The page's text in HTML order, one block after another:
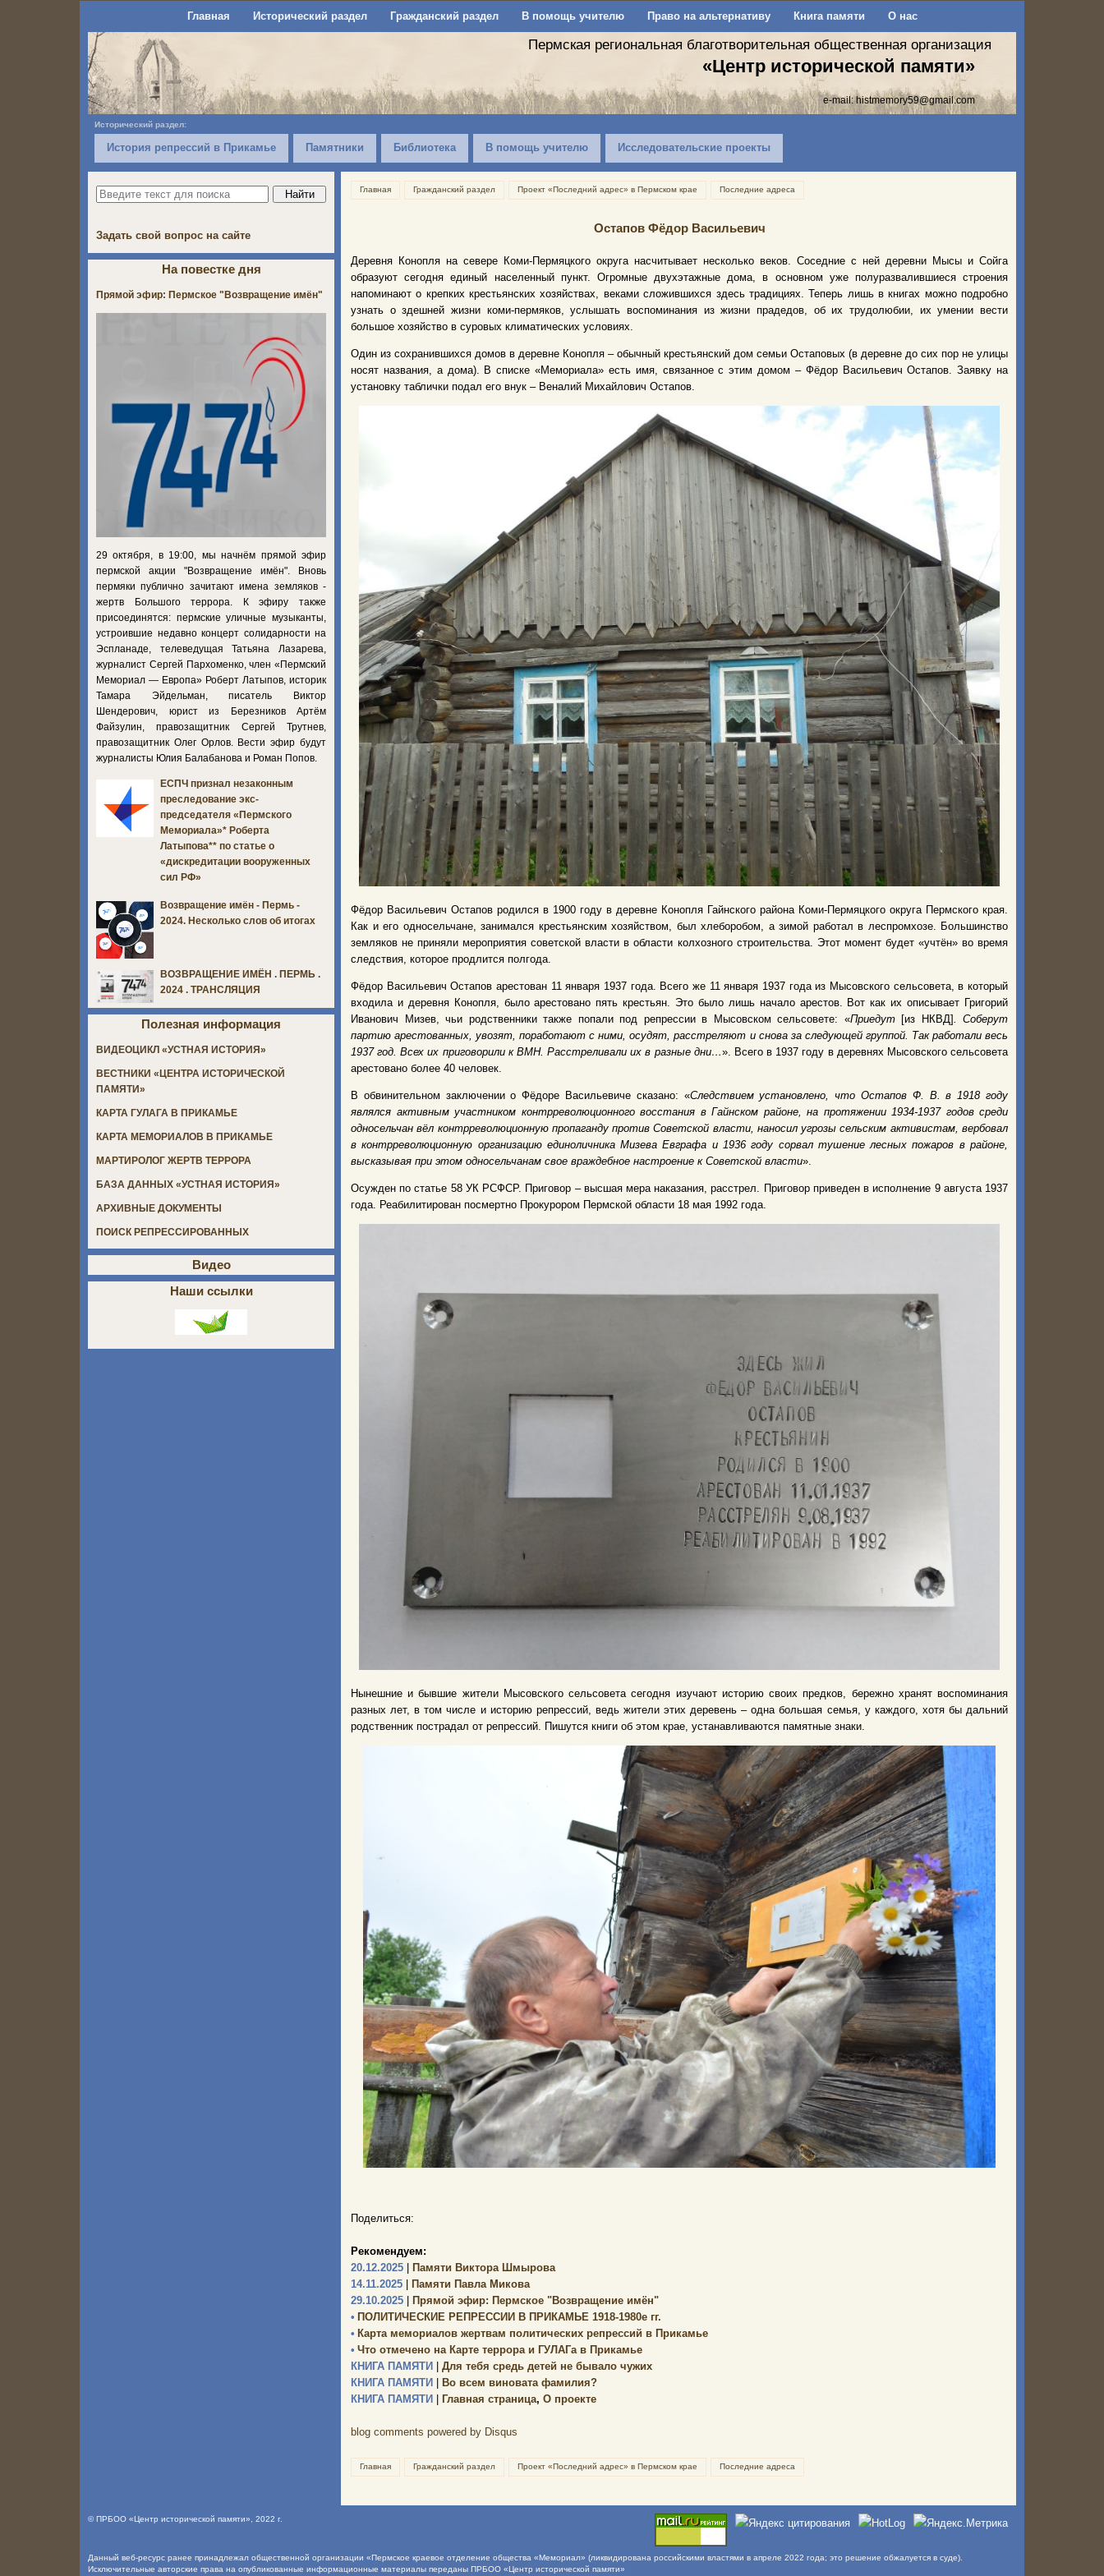
Главная Исторический раздел Гражданский раздел В помощь учителю Право на альтернативу Книга памяти О нас
Пермская региональная благотворительная общественная организация
«Центр исторической памяти»
e-mail:histmemory59@gmail.com
Исторический раздел:
История репрессий в Прикамье Памятники Библиотека В помощь учителю Исследовательские проекты
Главная Гражданский раздел Проект «Последний адрес» в Пермском крае Последние адреса
Остапов Фёдор Васильевич
Деревня Конопля на севере Коми-Пермяцкого округа насчитывает несколько веков. Соседние с ней деревни Мысы и Сойга
образуют сегодня единый населенный пункт. Огромные двухэтажные дома, в основном уже полуразвалившиеся строения
напоминают о крепких крестьянских хозяйствах, веками сложившихся здесь традициях. Теперь лишь в книгах можно подробно
узнать о здешней жизни коми-пермяков, услышать воспоминания из жизни прадедов, об их трудолюбии, их умении вести
большое хозяйство в суровых климатических условиях.
Один из сохранившихся домов в деревне Конопля – обычный крестьянский дом семьи Остаповых (в деревне до сих пор не улицы
носят названия, а дома). В списке «Мемориала» есть имя, связанное с этим домом – Фёдор Васильевич Остапов. Заявку на
установку таблички подал его внук – Веналий Михайлович Остапов.
Фёдор Васильевич Остапов родился в 1900 году в деревне Конопля Гайнского района Коми-Пермяцкого округа Пермского края.
Как и его односельчане, занимался крестьянским хозяйством, был хлеборобом, а зимой работал в леспромхозе. Большинство
земляков не приняли мероприятия советской власти в области колхозного строительства. Этот момент будет «учтён» во время
следствия, которое продлится полгода.
Фёдор Васильевич Остапов арестован 11 января 1937 года. Всего же 11 января 1937 года из Мысовского сельсовета, в который
входила и деревня Конопля, было арестовано пять крестьян. Это было лишь начало арестов. Вот как их описывает Григорий
Иванович Мизев, чьи родственники также попали под репрессии в Мысовском сельсовете: «Приедут [из НКВД]. Соберут
партию арестованных, увозят, поработают с ними, осудят, расстреляют и снова за следующей группой. Так работали весь
1937 год. Всех их приговорили к ВМН. Расстреливали их в разные дни…». Всего в 1937 году в деревнях Мысовского сельсовета
арестовано более 40 человек.
В обвинительном заключении о Фёдоре Васильевиче сказано: «Следствием установлено, что Остапов Ф. В. в 1918 году
являлся активным участником контрреволюционного восстания в Гайнском районе, на протяжении 1934-1937 годов среди
односельчан вёл контрреволюционную пропаганду против Советской власти, наносил угрозы сельским активистам, вербовал
в контрреволюционную организацию единоличника Мизева Евграфа и 1936 году сорвал тушение лесных пожаров в районе,
высказывая при этом односельчанам свое враждебное настроение к Советской власти».
Осужден по статье 58 УК РСФСР. Приговор – высшая мера наказания, расстрел. Приговор приведен в исполнение 9 августа 1937
года. Реабилитирован посмертно Прокурором Пермской области 18 мая 1992 года.
Нынешние и бывшие жители Мысовского сельсовета сегодня изучают историю своих предков, бережно хранят воспоминания
разных лет, в том числе и историю репрессий, ведь жители этих деревень – одна большая семья, у каждого, хотя бы дальний
родственник пострадал от репрессий. Пишутся книги об этом крае, устанавливаются памятные знаки.
Поделиться:
Рекомендуем:
20.12.2025 | Памяти Виктора Шмырова
14.11.2025 | Памяти Павла Микова
29.10.2025 | Прямой эфир: Пермское "Возвращение имён"
• ПОЛИТИЧЕСКИЕ РЕПРЕССИИ В ПРИКАМЬЕ 1918-1980е гг.
• Карта мемориалов жертвам политических репрессий в Прикамье
• Что отмечено на Карте террора и ГУЛАГа в Прикамье
КНИГА ПАМЯТИ | Для тебя средь детей не бывало чужих
КНИГА ПАМЯТИ | Во всем виновата фамилия?
КНИГА ПАМЯТИ | Главная страница, О проекте
blog comments powered by Disqus
Главная Гражданский раздел Проект «Последний адрес» в Пермском крае Последние адреса
Задать свой вопрос на сайте
На повестке дня
Прямой эфир: Пермское "Возвращение имён"
29 октября, в 19:00, мы начнём прямой эфир
пермской акции "Возвращение имён". Вновь
пермяки публично зачитают имена земляков -
жертв Большого террора. К эфиру также
присоединятся: пермские уличные музыканты,
устроившие недавно концерт солидарности на
Эспланаде, телеведущая Татьяна Лазарева,
журналист Сергей Пархоменко, член «Пермский
Мемориал — Европа» Роберт Латыпов, историк
Тамара Эйдельман, писатель Виктор
Шендерович, юрист из Березников Артём
Файзулин, правозащитник Сергей Трутнев,
правозащитник Олег Орлов. Вести эфир будут
журналисты Юлия Балабанова и Роман Попов.
ЕСПЧ признал незаконным
преследование экс-
председателя «Пермского
Мемориала»* Роберта
Латыпова** по статье о
«дискредитации вооруженных
сил РФ»
Возвращение имён - Пермь -
2024. Несколько слов об итогах
ВОЗВРАЩЕНИЕ ИМЁН . ПЕРМЬ .
2024 . ТРАНСЛЯЦИЯ
Полезная информация
ВИДЕОЦИКЛ «УСТНАЯ ИСТОРИЯ»
ВЕСТНИКИ «ЦЕНТРА ИСТОРИЧЕСКОЙ
ПАМЯТИ»
КАРТА ГУЛАГА В ПРИКАМЬЕ
КАРТА МЕМОРИАЛОВ В ПРИКАМЬЕ
МАРТИРОЛОГ ЖЕРТВ ТЕРРОРА
БАЗА ДАННЫХ «УСТНАЯ ИСТОРИЯ»
АРХИВНЫЕ ДОКУМЕНТЫ
ПОИСК РЕПРЕССИРОВАННЫХ
Видео
Наши ссылки
©ПРБОО «Центр исторической памяти» , 2022 г.
Данный веб-ресурс ранее принадлежал общественной организации «Пермское краевое отделение общества «Мемориал» (ликвидирована российскими властями в апреле 2022 года; это решение обжалуется в суде).
Исключительные авторские права на опубликованные информационные материалы переданы ПРБОО «Центр исторической памяти»